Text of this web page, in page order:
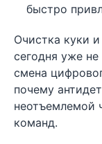
быстро
Очистка куки
сегодня уже не
смена
почему
неотъемлемой
команд.